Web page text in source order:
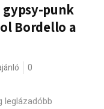
gypsy-punk
Bordello a
0
leglázadóbb